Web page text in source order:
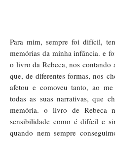
Para mim, sempre foi difícil,
memórias da minha infância. e
o livro da Rebeca, nos contando
que, de diferentes formas, nos
afetou e comoveu tanto, ao
todas as suas narrativas, que
memória. o livro de Rebeca
sensibilidade como é difícil e
quando nem sempre